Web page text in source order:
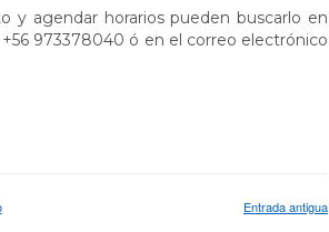
y agendar horarios pueden buscarlo en
973378040‬ ó en el correo electrónico
Entrada antigua